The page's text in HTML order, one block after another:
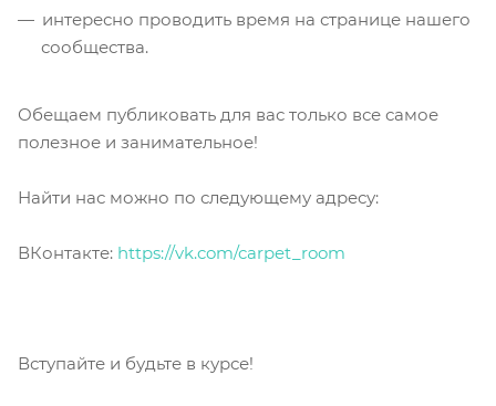
интересно проводить время на странице нашего
сообщества.
Обещаем публиковать для вас только все самое
полезное и занимательное!
Найти нас можно по следующему адресу:
ВКонтакте: https://vk.com/carpet_room
Вступайте и будьте в курсе!